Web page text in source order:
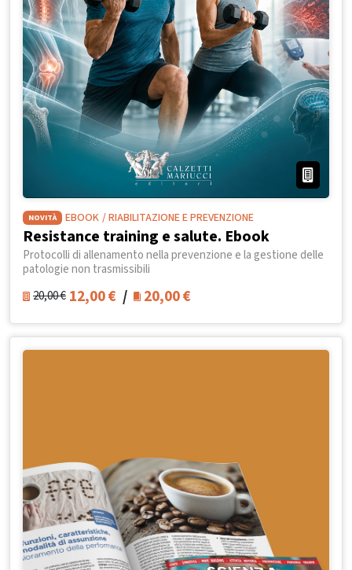
NOVITÀ EBOOK / RIABILITAZIONE E PREVENZIONE
Resistance training e salute. Ebook
Protocolli di allenamento nella prevenzione e la gestione delle
patologie non trasmissibili
20,00€ 12,00€ / 20,00€